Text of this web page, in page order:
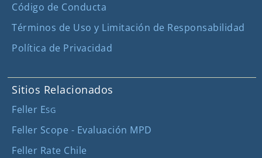
Código de Conducta
Términos de Uso y Limitación de Responsabilidad
Política de Privacidad
Sitios Relacionados
Feller ESG
Feller Scope - Evaluación MPD
Feller Rate Chile